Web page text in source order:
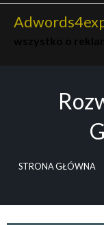
Skip
STRONA GŁÓWNA